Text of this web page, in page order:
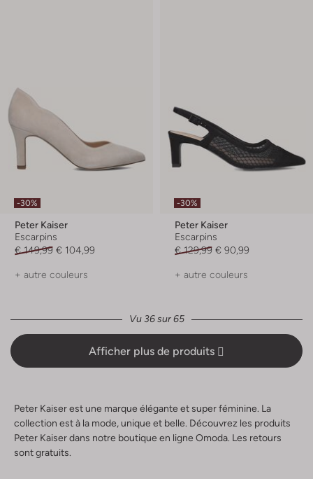
-30%
Peter Kaiser
Escarpins
€ 149,99 € 104,99
+ autre couleurs
-30%
Peter Kaiser
Escarpins
€ 129,99 € 90,99
+ autre couleurs
Vu 36 sur 65
Afficher plus de produits
Peter Kaiser est une marque élégante et super féminine. La
collection est à la mode, unique et belle. Découvrez les produits
Peter Kaiser dans notre boutique en ligne Omoda. Les retours
sont gratuits.